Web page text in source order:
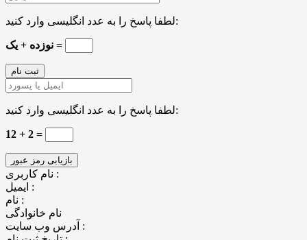
لطفا پاسخ را به عدد انگلیسی وارد کنید:
نوزده + یک =
لطفا پاسخ را به عدد انگلیسی وارد کنید:
12 + 2 =
نام کاربری :
ایمیل :
نام :
نام خانوادگی
آدرس وب سایت :